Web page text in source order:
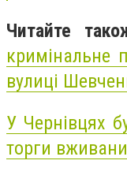
Читайте
кримінальне
вулиці
У Чернівцях
торги